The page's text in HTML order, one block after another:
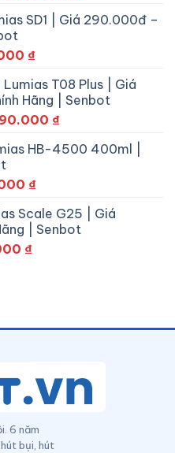
₫.
tại
SD1 | Giá 290.000đ –
₫.
₫Giá
tại
là:
290.000 ₫.
T08 Plus | Giá
Hãng | Senbot
₫.
₫Giá
tại
HB-4500 400ml |
₫.
₫Giá
tại
là:
Scale G25 | Giá
| Senbot
₫Giá
6 năm
bụi, hút